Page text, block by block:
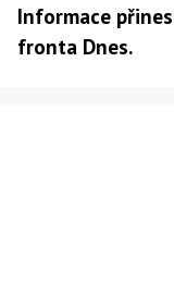
Informace
fronta Dnes.